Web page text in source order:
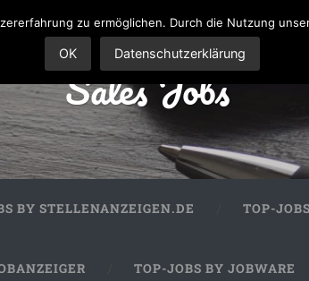
Sales Jobs
BY STELLENANZEIGEN.DE TOP-
TOP-JOBS BY JOBWARE
zu ermöglichen. Durch die Nutzung
OK Datenschutzerklärung